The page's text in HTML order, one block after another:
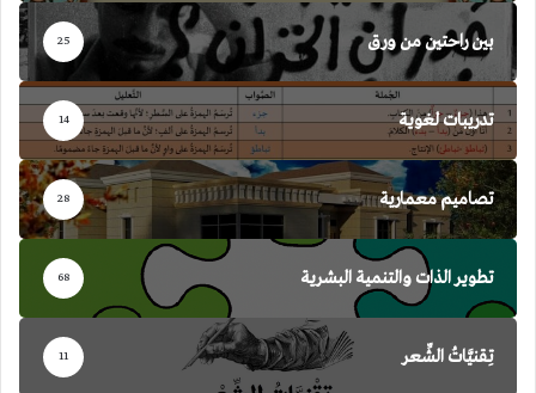
بين راحتين من ورق 25
تدريبات لغوية 14
تصاميم معمارية 28
تطوير الذات والتنمية البشرية 68
تِقنيَّاتُ الشِّعر 11